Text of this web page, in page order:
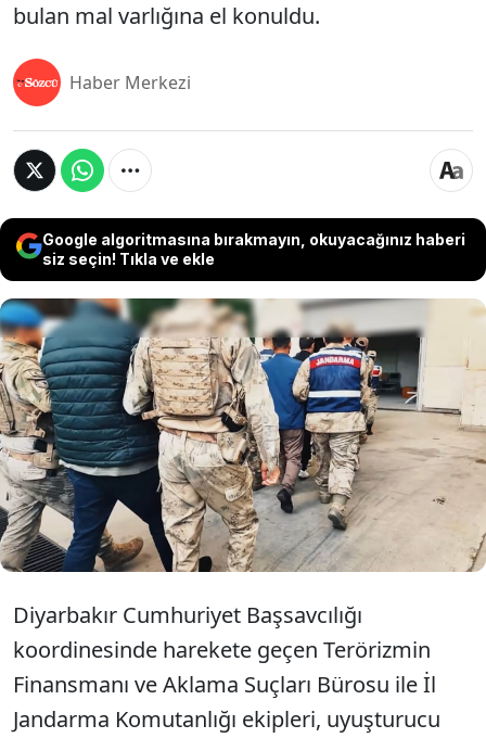
bulan mal varlığına el konuldu.
Haber Merkezi
Google algoritmasına bırakmayın, okuyacağınız haberi
siz seçin! Tıkla ve ekle
Diyarbakır'da uyuşturucu ticaretinden elde edilen
gelirleri akladıkları tespit edilen şebekeye yönelik
düzenlenen operasyonda 18 şüpheli hakkında
yasal işlem başlatıldı. Yaklaşık 8 ay süren takipler
sonucunda, şebekeye ait otel, ticari araçlar,
gayrimenkuller ve banka hesapları dahil olmak
üzere piyasa değeri 15 milyar TL'yi bulan mal
varlığına el konuldu.
Diyarbakır Cumhuriyet Başsavcılığı
koordinesinde harekete geçen Terörizmin
Finansmanı ve Aklama Suçları Bürosu ile İl
Jandarma Komutanlığı ekipleri, uyuşturucu